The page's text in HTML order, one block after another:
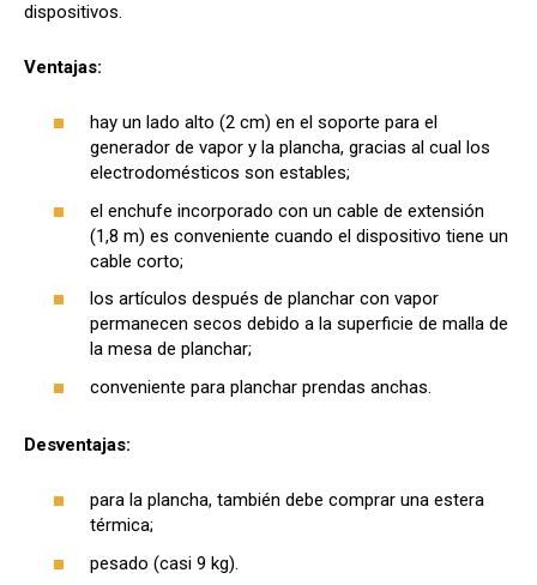
dispositivos.
Ventajas:
hay un lado alto (2 cm) en el soporte para el
generador de vapor y la plancha, gracias al cual los
electrodomésticos son estables;
el enchufe incorporado con un cable de extensión
(1,8 m) es conveniente cuando el dispositivo tiene un
cable corto;
los artículos después de planchar con vapor
permanecen secos debido a la superficie de malla de
la mesa de planchar;
conveniente para planchar prendas anchas.
Desventajas:
para la plancha, también debe comprar una estera
térmica;
pesado (casi 9 kg).